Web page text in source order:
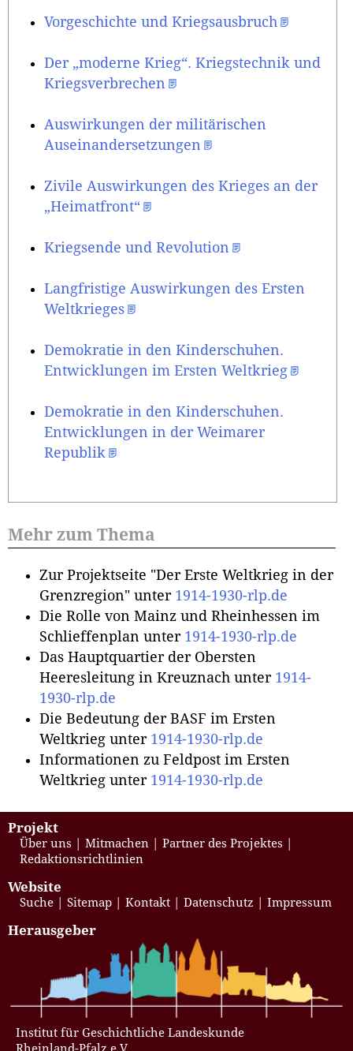
Vorgeschichte und Kriegsausbruch
Der „moderne Krieg“. Kriegstechnik und
Kriegsverbrechen
Auswirkungen der militärischen
Auseinandersetzungen
Zivile Auswirkungen des Krieges an der
„Heimatfront“
Kriegsende und Revolution
Langfristige Auswirkungen des Ersten
Weltkrieges
Demokratie in den Kinderschuhen.
Entwicklungen im Ersten Weltkrieg
Demokratie in den Kinderschuhen.
Entwicklungen in der Weimarer
Republik
Mehr zum Thema
Zur Projektseite "Der Erste Weltkrieg in der
Grenzregion" unter 1914-1930-rlp.de
Die Rolle von Mainz und Rheinhessen im
Schlieffenplan unter 1914-1930-rlp.de
Das Hauptquartier der Obersten
Heeresleitung in Kreuznach unter 1914-
1930-rlp.de
Die Bedeutung der BASF im Ersten
Weltkrieg unter 1914-1930-rlp.de
Informationen zu Feldpost im Ersten
Weltkrieg unter 1914-1930-rlp.de
Projekt
Über uns Mitmachen
Partner des Projektes
Redaktionsrichtlinien
Website
Suche Sitemap Kontakt Datenschutz Impressum
Herausgeber
Institut für Geschichtliche Landeskunde